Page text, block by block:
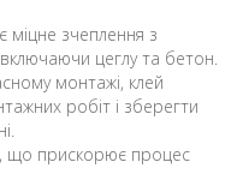
міцне зчеплення з
цеглу та бетон.
монтажі, клей
робіт і зберегти
що прискорює процес